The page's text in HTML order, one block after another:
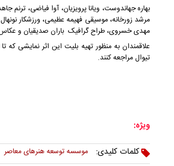
بهاره جهاندوست، ویانا پرویزیان، آوا فیاضی،
مرشد زورخانه، موسیقی فهیمه عظیمی، ورزشکار
مهدی خسروی، طراح گرافیک باران صدیقیان و
تیوال مراجعه کنند.
ویژه:
کلمات کلیدی:
موسسه توسعه هنرهای معاصر